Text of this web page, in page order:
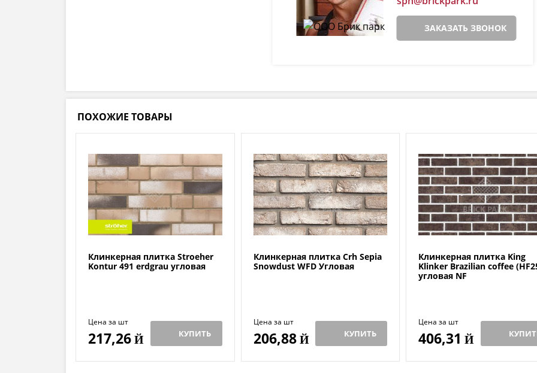
ЗАКАЗАТЬ ЗВОНОК
ПОХОЖИЕ ТОВАРЫ
Клинкерная плитка Stroeher
Kontur 491 erdgrau угловая
Цена за шт
217,26 Й КУПИТЬ
Клинкерная плитка Crh Sepia
Snowdust WFD Угловая
Цена за шт
206,88Й КУПИТЬ
Клинкерная плитка King
Klinker Brazilian coffee
угловая NF
Цена за шт
406,31 Й